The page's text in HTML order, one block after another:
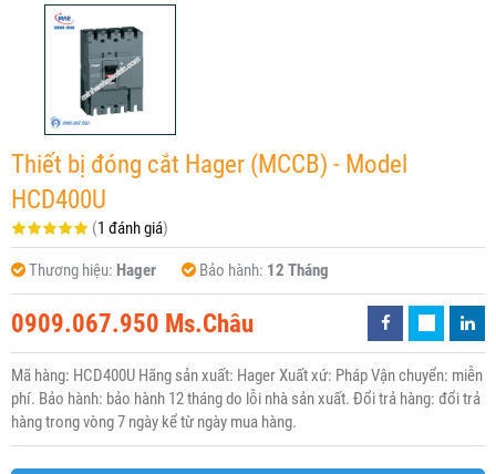
Thiết bị đóng cắt Hager (MCCB) - Model
HCD400U
(1 đánh giá)
Thương hiệu: Hager Bảo hành: 12 Tháng
0909.067.950 Ms.Châu
Mã hàng: HCD400U Hãng sản xuất: Hager Xuất xứ: Pháp Vận chuyển: miễn
phí. Bảo hành: bảo hành 12 tháng do lỗi nhà sản xuất. Đổi trả hàng: đổi trả
hàng trong vòng 7 ngày kể từ ngày mua hàng.